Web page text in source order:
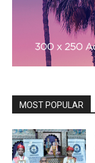
MOST POPULAR